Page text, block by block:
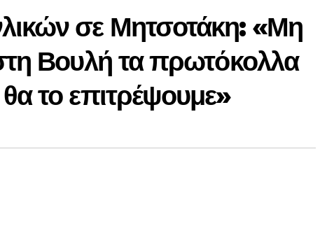
σε Μητσοτάκη: «Μη
Βουλή τα πρωτόκολλα
το επιτρέψουμε»